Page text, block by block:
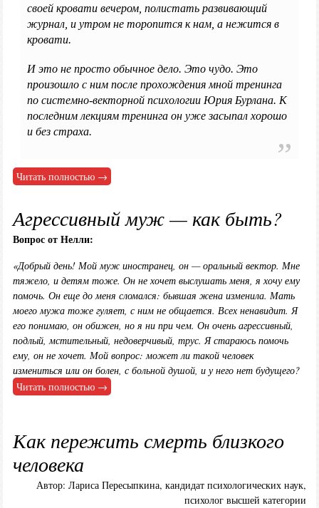
своей кровати вечером, полистать развивающий
журнал, и утром не торопится к нам, а нежится в
кровати.
И это не просто обычное дело. Это чудо. Это
произошло с ним после прохождения мной тренинга
по системно-векторной психологии Юрия Бурлана. К
последним лекциям тренинга он уже засыпал хорошо
и без страха.
Читать полностью →
Агрессивный муж — как быть?
Вопрос от Нелли:
«Добрый день! Мой муж иностранец, он — оральный вектор. Мне
тяжело, и детям тоже. Он не хочет выслушать меня, я хочу ему
помочь. Он еще до меня сломался: бывшая жена изменила. Мать
моего мужа тоже гуляет, с ним не общается. Всех ненавидит. Я
его понимаю, он обижен, но я ни при чем. Он очень агрессивный,
подлый, мстительный, недоверчивый, трус. Я стараюсь помочь
ему, он не хочет. Мой вопрос: может ли такой человек
измениться или он болен, с больной душой, и у него нет будущего?
Читать полностью →
Как пережить смерть близкого
человека
Автор: Лариса Пересыпкина, кандидат психологических наук,
психолог высшей категории